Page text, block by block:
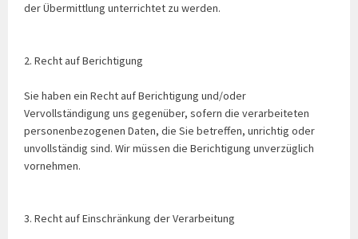
der Übermittlung unterrichtet zu werden.
2. Recht auf Berichtigung
Sie haben ein Recht auf Berichtigung und/oder
Vervollständigung uns gegenüber, sofern die verarbeiteten
personenbezogenen Daten, die Sie betreffen, unrichtig oder
unvollständig sind. Wir müssen die Berichtigung unverzüglich
vornehmen.
3. Recht auf Einschränkung der Verarbeitung